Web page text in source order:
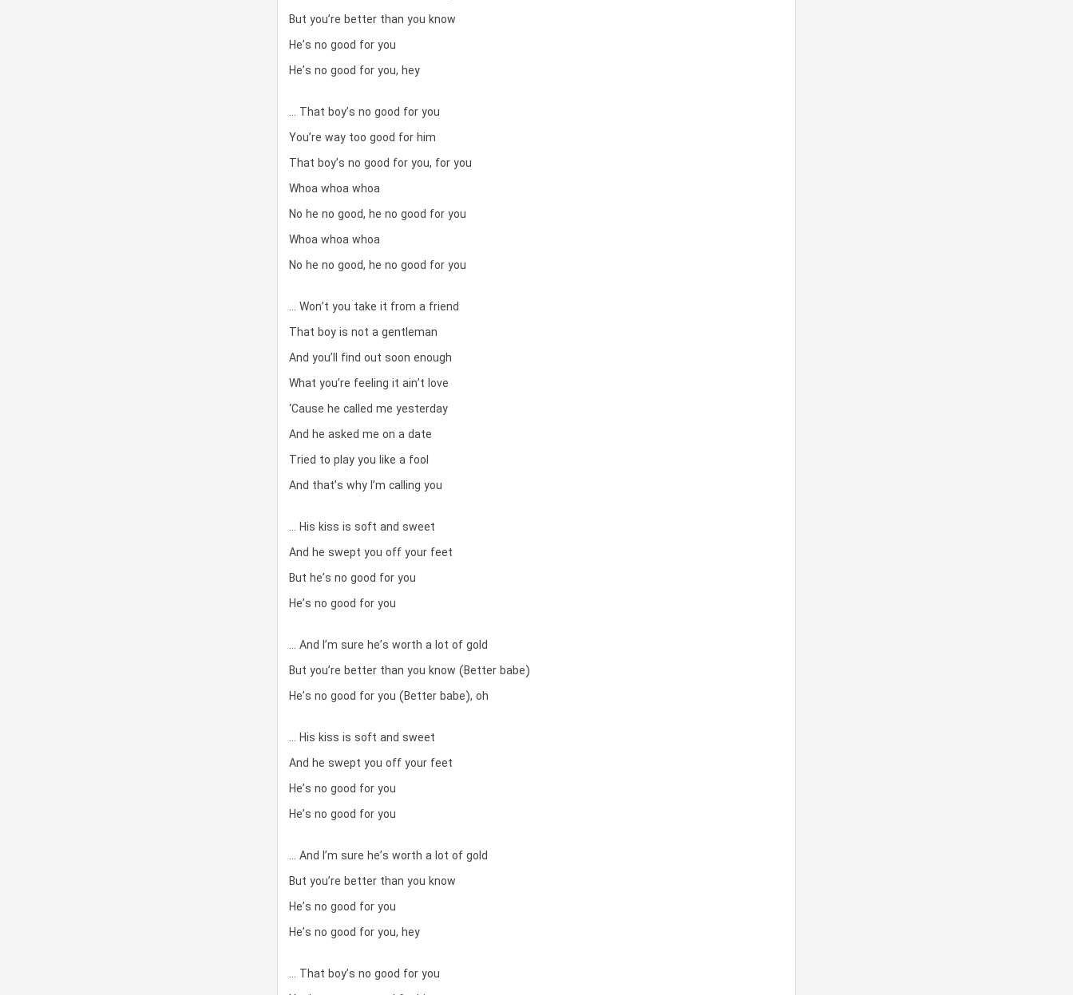
But you’re better than you know
He’s no good for you
He’s no good for you, hey
… That boy’s no good for you
You’re way too good for him
That boy’s no good for you, for you
Whoa whoa whoa
No he no good, he no good for you
Whoa whoa whoa
No he no good, he no good for you
… Won’t you take it from a friend
That boy is not a gentleman
And you’ll find out soon enough
What you’re feeling it ain’t love
‘Cause he called me yesterday
And he asked me on a date
Tried to play you like a fool
And that’s why I’m calling you
… His kiss is soft and sweet
And he swept you off your feet
But he’s no good for you
He’s no good for you
… And I’m sure he’s worth a lot of gold
But you’re better than you know (Better babe)
He’s no good for you (Better babe), oh
… His kiss is soft and sweet
And he swept you off your feet
He’s no good for you
He’s no good for you
… And I’m sure he’s worth a lot of gold
But you’re better than you know
He’s no good for you
He’s no good for you, hey
… That boy’s no good for you